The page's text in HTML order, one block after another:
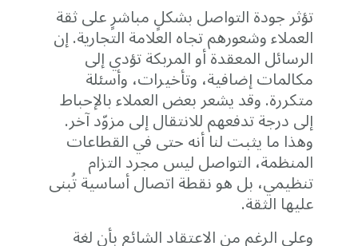
تؤثر جودة التواصل بشكلٍ مباشرٍ على ثقة
العملاء وشعورهم تجاه العلامة التجارية. إن
الرسائل المعقدة أو المربكة تؤدي إلى
مكالمات إضافية، وتأخيرات، وأسئلة
متكررة. وقد يشعر بعض العملاء بالإحباط
إلى درجة تدفعهم للانتقال إلى مزوّد آخر.
وهذا ما يثبت لنا أنه حتى في القطاعات
المنظمة، التواصل ليس مجرد التزام
تنظيمي، بل هو نقطة اتصال أساسية تُبنى
عليها الثقة.
وعلى الرغم من الاعتقاد الشائع بأن لغة